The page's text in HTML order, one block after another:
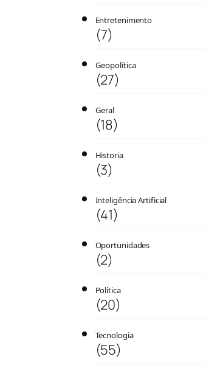
Entretenimento
(7)
Geopolítica
(27)
Geral
(18)
Historia
(3)
Inteligência Artificial
(41)
Oportunidades
(2)
Política
(20)
Tecnologia
(55)